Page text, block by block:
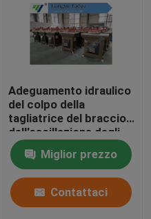
Adeguamento idraulico
del colpo della
tagliatrice del braccio
dell'oscillazione degli
insiemi di telefono
cellulare 5-55mm
Miglior prezzo
Contattaci